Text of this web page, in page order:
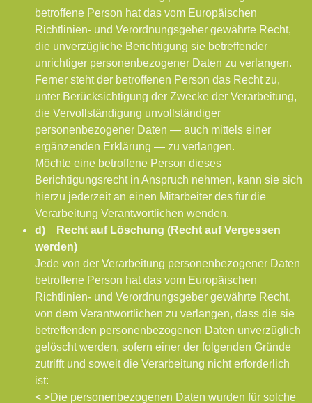
betroffene Person hat das vom Europäischen
Richtlinien- und Verordnungsgeber gewährte Recht,
die unverzügliche Berichtigung sie betreffender
unrichtiger personenbezogener Daten zu verlangen.
Ferner steht der betroffenen Person das Recht zu,
unter Berücksichtigung der Zwecke der Verarbeitung,
die Vervollständigung unvollständiger
personenbezogener Daten — auch mittels einer
ergänzenden Erklärung — zu verlangen.
Möchte eine betroffene Person dieses
Berichtigungsrecht in Anspruch nehmen, kann sie sich
hierzu jederzeit an einen Mitarbeiter des für die
Verarbeitung Verantwortlichen wenden.
d) Recht auf Löschung (Recht auf Vergessen
werden)
Jede von der Verarbeitung personenbezogener Daten
betroffene Person hat das vom Europäischen
Richtlinien- und Verordnungsgeber gewährte Recht,
von dem Verantwortlichen zu verlangen, dass die sie
betreffenden personenbezogenen Daten unverzüglich
gelöscht werden, sofern einer der folgenden Gründe
zutrifft und soweit die Verarbeitung nicht erforderlich
ist:
< >Die personenbezogenen Daten wurden für solche